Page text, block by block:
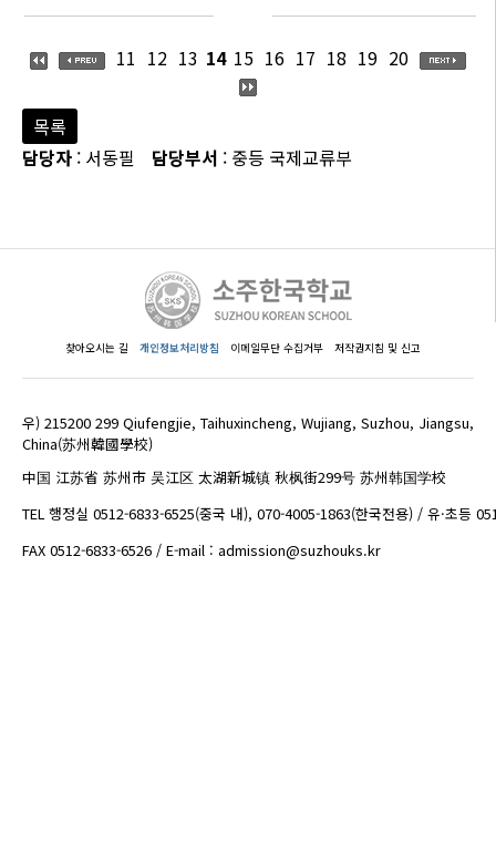
11 12 13 14 15 16 17 18 19 20
목록
담당자 : 서동필 담당부서 : 중등 국제교류부
찾아오시는 길 개인정보처리방침 이메일무단 수집거부 저작권지침 및 신고
우) 215200 299 Qiufengjie, Taihuxincheng, Wujiang, Suzhou, Jiangsu,
China(苏州韓國學校)
中国 江苏省 苏州市 吴江区 太湖新城镇 秋枫街299号 苏州韩国学校
TEL 행정실 0512-6833-6525(중국 내), 070-4005-1863(한국전용) / 유·초등
FAX 0512-6833-6526 / E-mail : admission@suzhouks.kr